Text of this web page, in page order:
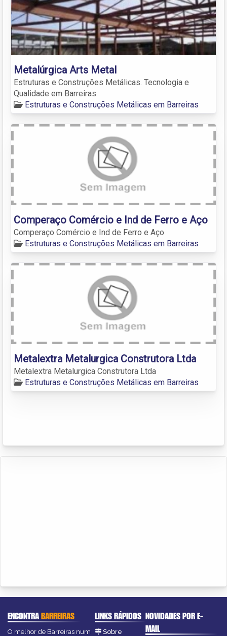
Metalúrgica Arts Metal
Estruturas e Construções Metálicas. Tecnologia e
Qualidade em Barreiras.
Estruturas e Construções Metálicas em Barreiras
Comperaço Comércio e Ind de Ferro e Aço
Comperaço Comércio e Ind de Ferro e Aço
Estruturas e Construções Metálicas em Barreiras
Metalextra Metalurgica Construtora Ltda
Metalextra Metalurgica Construtora Ltda
Estruturas e Construções Metálicas em Barreiras
ENCONTRABARREIRAS
O melhor de Barreiras num
LINKS RÁPIDOS
Sobre
NOVIDADES POR E-
MAIL